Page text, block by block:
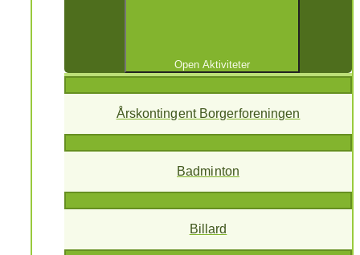
Open Aktiviteter
Årskontingent Borgerforeningen
Badminton
Billard